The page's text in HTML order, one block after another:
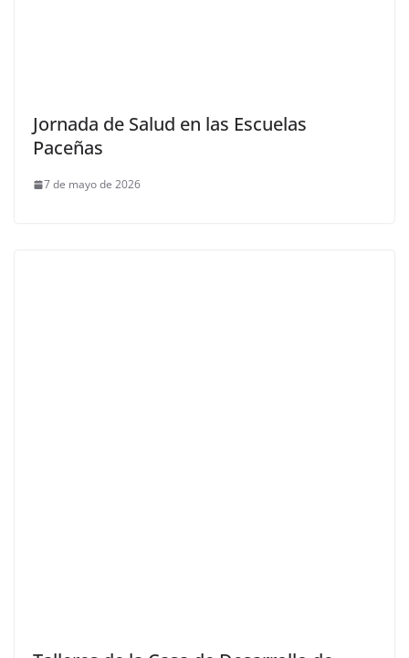
Jornada de Salud en las Escuelas
Paceñas
7 de mayo de 2026